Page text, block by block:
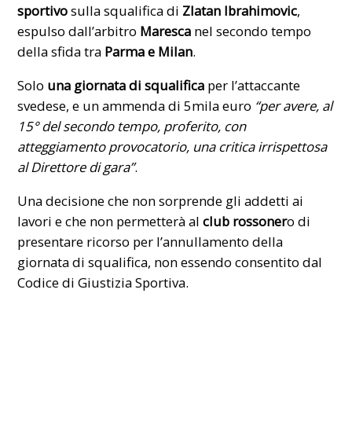
sportivosulla squalifica di Zlatan Ibrahimovic,
espulso dall’arbitro Maresca nel secondo tempo
della sfida tra Parmae Milan.
Solo una giornata di squalifica per l’attaccante
svedese, e un ammenda di 5mila euro “per avere, al
15° del secondo tempo, proferito, con
atteggiamento provocatorio, una critica irrispettosa
al Direttore di gara”.
Una decisione che non sorprende gli addetti ai
lavori e che non permetterà alclub rossonero di
presentare ricorso per l’annullamento della
giornata di squalifica, non essendo consentito dal
Codice di Giustizia Sportiva.